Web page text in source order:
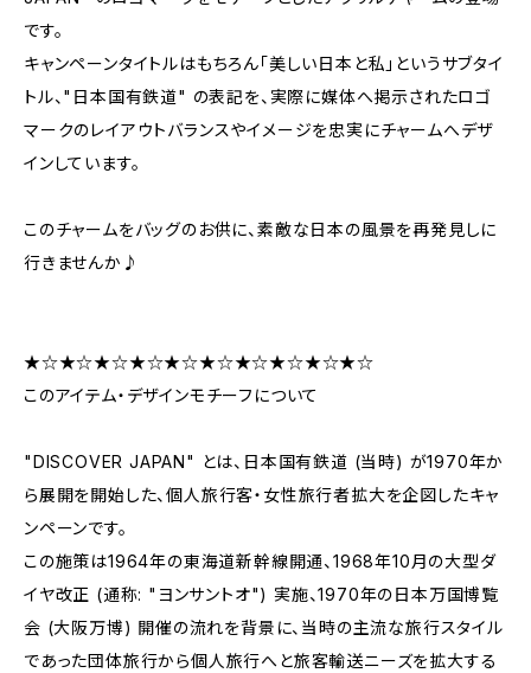
です。
キャンペーンタイトルはもちろん「美しい日本と私」というサブタイ
トル、"日本国有鉄道" の表記を、実際に媒体へ掲示されたロゴ
マークのレイアウトバランスやイメージを忠実にチャームへデザ
インしています。
このチャームをバッグのお供に、素敵な日本の風景を再発見しに
行きませんか♪
★☆★☆★☆★☆★☆★☆★☆★☆★☆★☆
このアイテム・デザインモチーフについて
"DISCOVER JAPAN" とは、日本国有鉄道 (当時) が1970年か
ら展開を開始した、個人旅行客・女性旅行者拡大を企図したキャ
ンペーンです。
この施策は1964年の東海道新幹線開通、1968年10月の大型ダ
イヤ改正 (通称: "ヨンサントオ") 実施、1970年の日本万国博覧
会 (大阪万博) 開催の流れを背景に、当時の主流な旅行スタイル
であった団体旅行から個人旅行へと旅客輸送ニーズを拡大する